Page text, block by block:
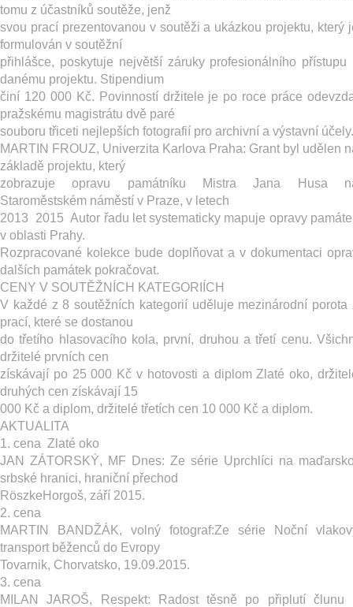
tomu z účastníků soutěže, jenž
svou prací prezentovanou v soutěži a ukázkou projektu, který
formulován v soutěžní
přihlášce, poskytuje největší záruky profesionálního přístupu
danému projektu. Stipendium
činí 120 000 Kč. Povinností držitele je po roce práce
pražskému magistrátu dvě paré
souboru třiceti nejlepších fotografií pro archivní a výstavní účely.
MARTIN FROUZ, Univerzita Karlova Praha: ​Grant byl udělen
základě projektu, který
zobrazuje ​opravu památníku Mistra Jana Husa
Staroměstském náměstí v Praze, v letech
2013 ­ 2015 ­ Autor řadu let systematicky mapuje opravy
v oblasti Prahy.
Rozpracované kolekce bude doplňovat a v dokumentaci
dalších památek pokračovat.
CENY V SOUTĚŽNÍCH KATEGORIÍCH
V každé z 8 soutěžních kategorií uděluje mezinárodní porota
prací, které se dostanou
do třetího hlasovacího kola, první, druhou a třetí cenu.
držitelé prvních cen
získávají po 25 000 Kč v hotovosti a diplom Zlaté oko,
druhých cen získávají 15
000 Kč a diplom, držitelé třetích cen 10 000 Kč a diplom.
AKTUALITA
1. cena ­ Zlaté oko
JAN ZÁTORSKÝ, MF Dnes: Z​e série Uprchlíci na
srbské hranici, hraniční přechod
Röszke­Horgoš, září 2015.
2. cena
MARTIN BANDŽÁK, volný fotograf:​Ze série Noční
transport běženců do Evropy ­
Tovarnik, Chorvatsko, 19.09.2015.
3. cena
MILAN JAROŠ, Respekt: ​Radost těsně po připlutí člunu